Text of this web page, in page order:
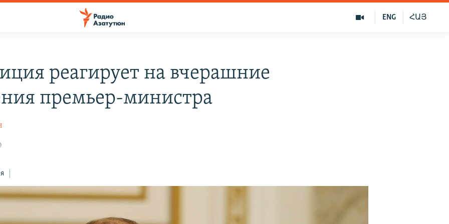
ՀԱՅ
ENG
реагирует на вчерашние
премьер-министра